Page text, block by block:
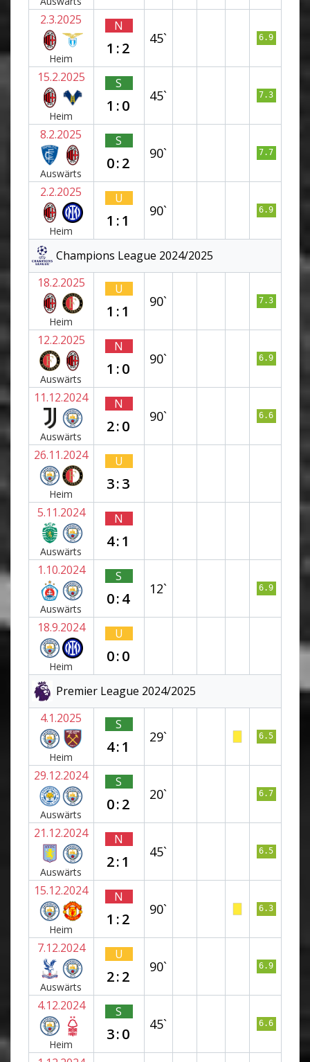
2.3.2025
Heim
N
1:2
45` 6.9
15.2.2025
Heim
S
1:0
45` 7.3
8.2.2025
Auswärts
S
0:2
90` 7.7
2.2.2025
Heim
U
1:1
90` 6.9
Champions League 2024/2025
18.2.2025
Heim
U
1:1
90` 7.3
12.2.2025
Auswärts
N
1:0
90` 6.9
11.12.2024
Auswärts
N
2:0
90` 6.6
26.11.2024
Heim
U
3:3
5.11.2024
Auswärts
N
4:1
1.10.2024
Auswärts
S
0:4
12` 6.9
18.9.2024
Heim
U
0:0
Premier League 2024/2025
4.1.2025
Heim
S
4:1
29` 6.5
29.12.2024
Auswärts
S
0:2
20` 6.7
21.12.2024
Auswärts
N
2:1
45` 6.5
15.12.2024
Heim
N
1:2
90` 6.3
7.12.2024
Auswärts
U
2:2
90` 6.9
4.12.2024
Heim
S
3:0
45` 6.6